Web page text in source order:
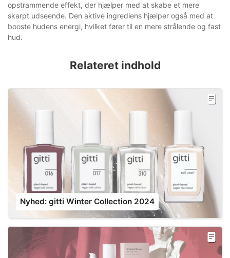
opstrammende effekt, der hjælper med at skabe et mere
skarpt udseende. Den aktive ingrediens hjælper også med at
booste hudens energi, hvilket fører til en mere strålende og fast
hud.
Relateret indhold
Nyhed: gitti Winter Collection 2024